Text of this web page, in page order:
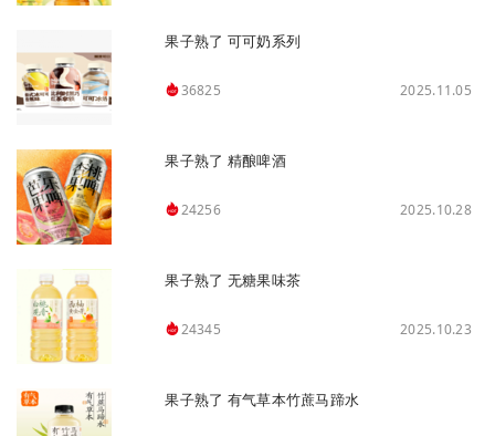
果子熟了 可可奶系列
36825 2025.11.05
果子熟了 精酿啤酒
24256 2025.10.28
果子熟了 无糖果味茶
24345 2025.10.23
果子熟了 有气草本竹蔗马蹄水